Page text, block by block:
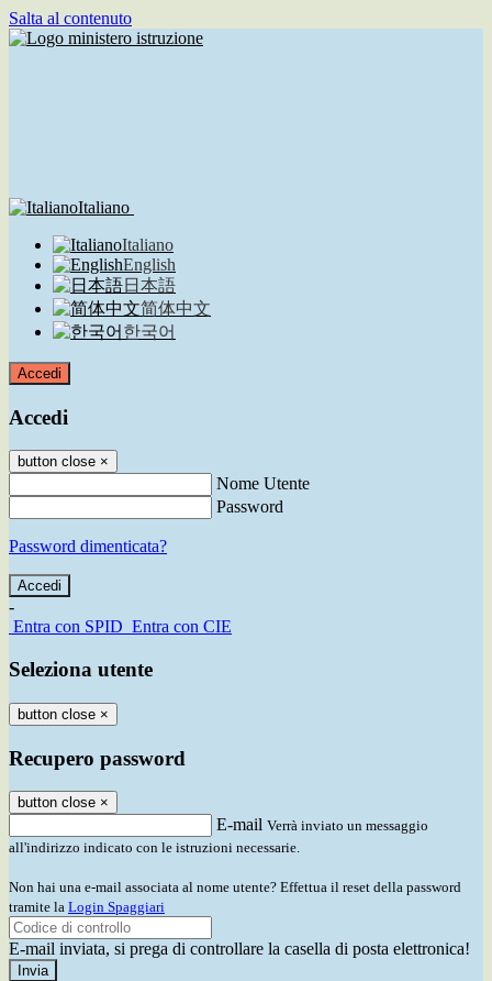
Salta al contenuto
Italiano
Italiano
English
日本語
简体中文
한국어
Accedi
Accedi
button close ×
Nome Utente
Password
Password dimenticata?
-
Entra con SPID Entra con CIE
Seleziona utente
button close ×
Recupero password
button close ×
E-mail Verrà inviato un messaggio
all'indirizzo indicato con le istruzioni necessarie.
Non hai una e-mail associata al nome utente? Effettua il reset della password
tramite la Login Spaggiari
E-mail inviata, si prega di controllare la casella di posta elettronica!